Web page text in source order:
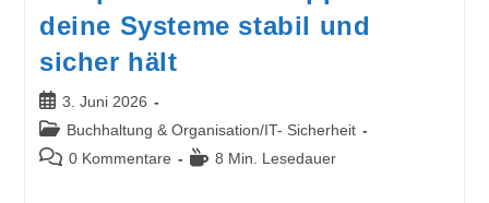
deine Systeme stabil und
sicher hält
3. Juni 2026
Buchhaltung & Organisation/IT- Sicherheit
0 Kommentare
8 Min. Lesedauer